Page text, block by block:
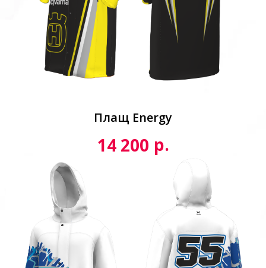
Плащ Energy
14 200 р.